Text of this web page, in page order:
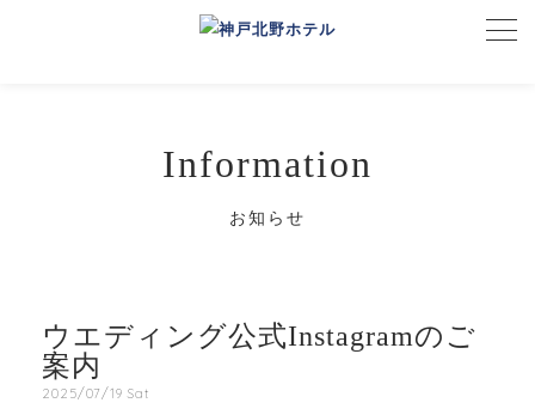
Information
お知らせ
ウエディング公式Instagramのご
案内
2025/07/19 Sat